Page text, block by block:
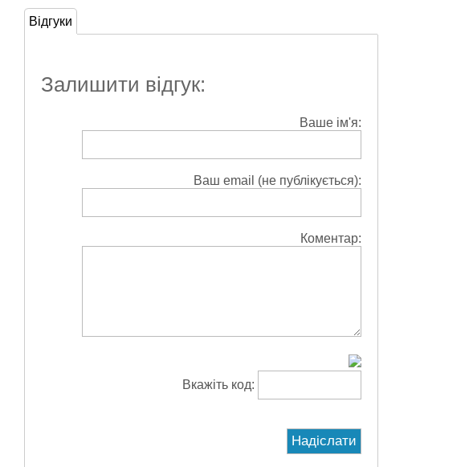
Відгуки
Залишити відгук:
Ваше ім'я:
Ваш email (не публікується):
Коментар:
Вкажіть код: